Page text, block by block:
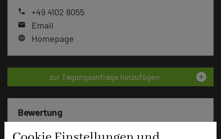
phone +49 4102 8055
mail Email
language Homepage
zur Tagungsanfrage hinzufügen add_circle
Bewertung